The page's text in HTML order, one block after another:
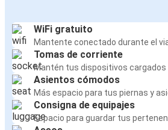
WiFi gratuito
Mantente conectado durante el
Tomas de corriente
Mantén tus dispositivos cargados
Asientos cómodos
Más espacio para tus piernas y
Consigna de equipajes
Espacio para guardar tus